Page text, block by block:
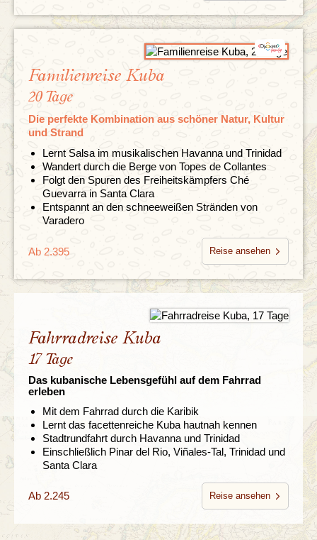
Familienreise Kuba
20 Tage
Die perfekte Kombination aus schöner Natur, Kultur
und Strand
Lernt Salsa im musikalischen Havanna und Trinidad
Wandert durch die Berge von Topes de Collantes
Folgt den Spuren des Freiheitskämpfers Ché
Guevarra in Santa Clara
Entspannt an den schneeweißen Stränden von
Varadero
Ab 2.395 Reise ansehen
Fahrradreise Kuba
17 Tage
Das kubanische Lebensgefühl auf dem Fahrrad
erleben
Mit dem Fahrrad durch die Karibik
Lernt das facettenreiche Kuba hautnah kennen
Stadtrundfahrt durch Havanna und Trinidad
Einschließlich Pinar del Rio, Viñales-Tal, Trinidad und
Santa Clara
Ab 2.245 Reise ansehen